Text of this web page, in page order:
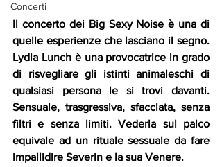
Concerti
Il concerto dei Big Sexy Noise è una di
quelle esperienze che lasciano il segno.
Lydia Lunch è una provocatrice in grado
di risvegliare gli istinti animaleschi di
qualsiasi persona le si trovi davanti.
Sensuale, trasgressiva, sfacciata, senza
filtri e senza limiti. Vederla sul palco
equivale ad un rituale sessuale da fare
impallidire Severin e la sua Venere.